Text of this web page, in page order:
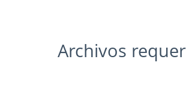
Archivos